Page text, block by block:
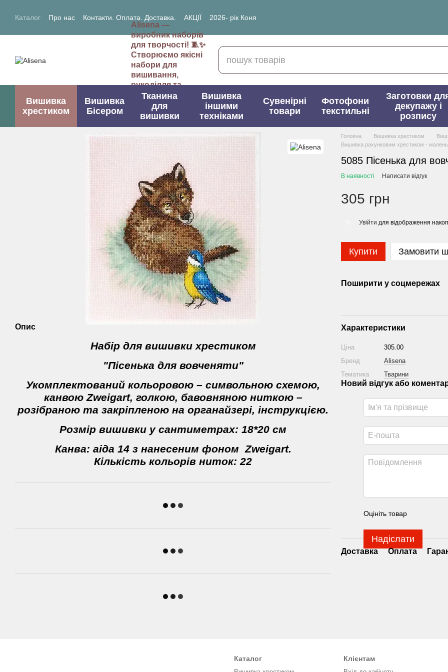
Каталог
Про нас Контакти. Оплата. Доставка. АКЦІЇ
2026- рік Коня
Alisena —
виробник наборів
для творчості! 🧵✨
Створюємо якісні
набори для
вишивання,
рукоділля та
творчих проектів.
Вишивка
хрестиком
Вишивка
Бісером
Тканина
для
вишивки
Вишивка
іншими
техніками
Сувенірні
товари
Фотофони
текстильні
Заготовки
декупажу і
розпису
Опис
Набір для вишивки хрестиком
"Пісенька для вовченяти"
Укомплектований кольоровою – символьною схемою,
канвою Zweigart, голкою, бавовняною ниткою –
розібраною та закріпленою на органайзері, інструкцією.
Розмір вишивки у сантиметрах: 18*20 см
Канва: аіда 14 з нанесеним фоном Zweigart.
Кількість кольорів ниток: 22
Головна Вишивка хрестиком
Вишивка рахунковим хрестиком -
5085 Пісенька для
В наявності Написати відгук
305 грн
Увійти для відображення
Купити Замовити
Поширити у соцмережах
Характеристики
Ціна
305.00
Бренд
Alisena
Тематика
Тварини
Новий відгук або
Оцініть товар
Надіслати
Доставка Оплата
Каталог Клієнтам